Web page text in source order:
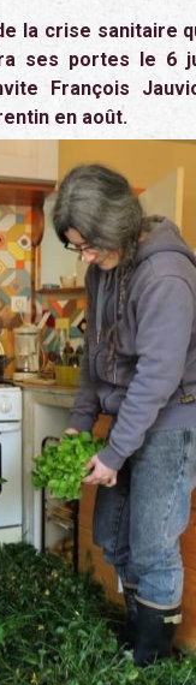
la crise sanitaire
ses portes le 6
François
en août.